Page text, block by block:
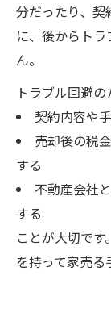
分だったり、契
に、後からト
ん。
トラブル回避の
契約内容や
売却後の税
する
不動産会社
する
ことが大切で
を持って家売る